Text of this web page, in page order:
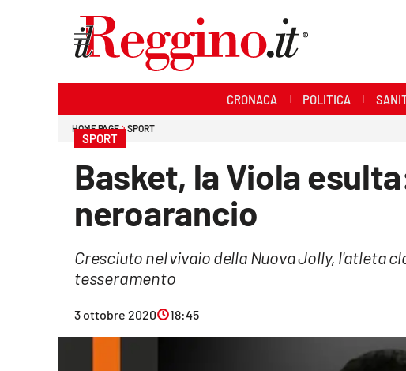
CRONACA POLITICA
HOME PAGE SPORT
SPORT
Basket, la Viola
neroarancio
Cresciuto nel vivaio della Nuova Jolly, l'atleta
tesseramento
3 ottobre 2020 18:45